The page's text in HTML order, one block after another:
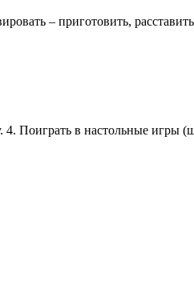
– приготовить,
4. Поиграть в настольные